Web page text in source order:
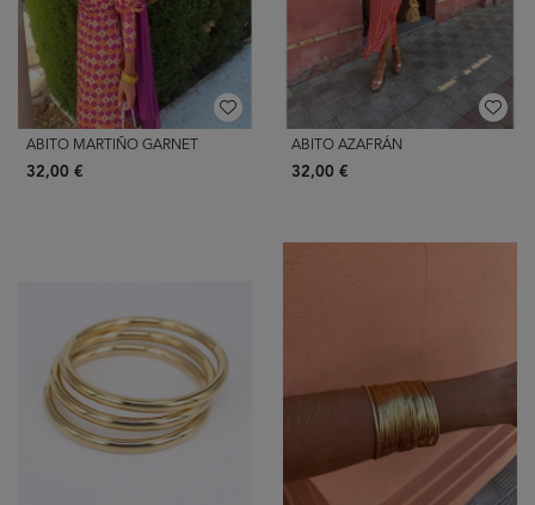
ABITO MARTIÑO GARNET
32,00 €
ABITO AZAFRÁN
32,00 €